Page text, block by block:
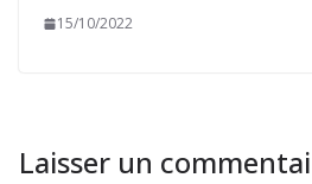
15/10/2022
Laisser un